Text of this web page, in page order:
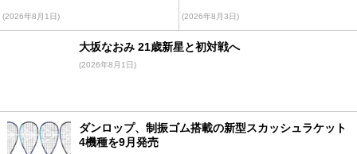
(2026年8月1日) (2026年8月3日)
大坂なおみ 21歳新星と初対戦へ
(2026年8月1日)
ダンロップ、制振ゴム搭載の新型スカッシュラケット
4機種を9月発売